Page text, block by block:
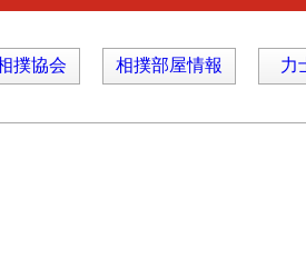
力
相撲部屋情報
撲協会